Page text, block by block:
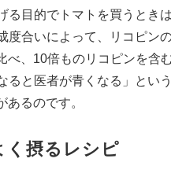
る目的でトマトを買うとき
度合いによって、リコピン
べ、10倍ものリコピンを含
ると医者が青くなる」とい
るのです。
く摂るレシピ